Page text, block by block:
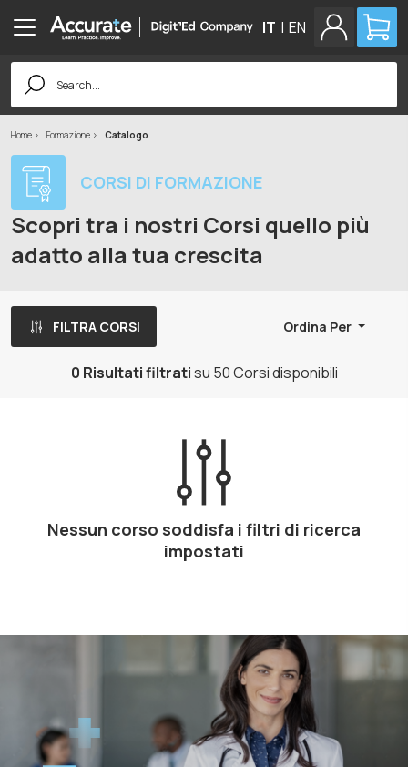
IT | EN
Search
for:
Home Formazione Catalogo
CORSI DI FORMAZIONE
Scopri tra i nostri Corsi quello più
adatto alla tua crescita
FILTRA CORSI Ordina Per
0 Risultati filtratisu 50 Corsi disponibili
Nessun corso soddisfa i filtri di ricerca
impostati